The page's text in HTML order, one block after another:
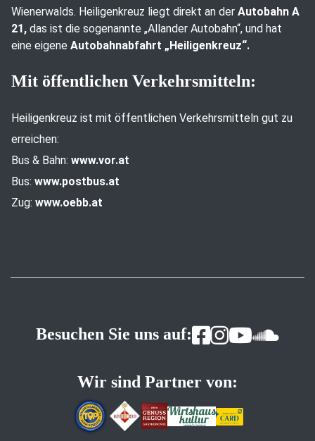
Wienerwalds. Heiligenkreuz liegt direkt an der Autobahn A
21, das ist die sogenannte „Allander Autobahn“, und hat
eine eigene Autobahnabfahrt „Heiligenkreuz“.
Mit öffentlichen Verkehrsmitteln:
Heiligenkreuz ist mit öffentlichen Verkehrsmitteln gut zu
erreichen:
Bus & Bahn: www.vor.at
Bus: www.postbus.at
Zug: www.oebb.at
Besuchen Sie uns auf:
Wir sind Partner von: